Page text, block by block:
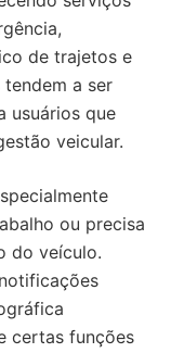
de trajetos e
a ser
usuários que
veicular.
ou precisa
do veículo.
certas funções